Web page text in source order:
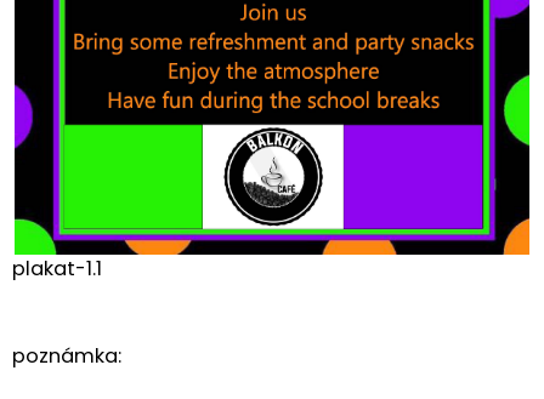
plakat-1.1
poznámka: